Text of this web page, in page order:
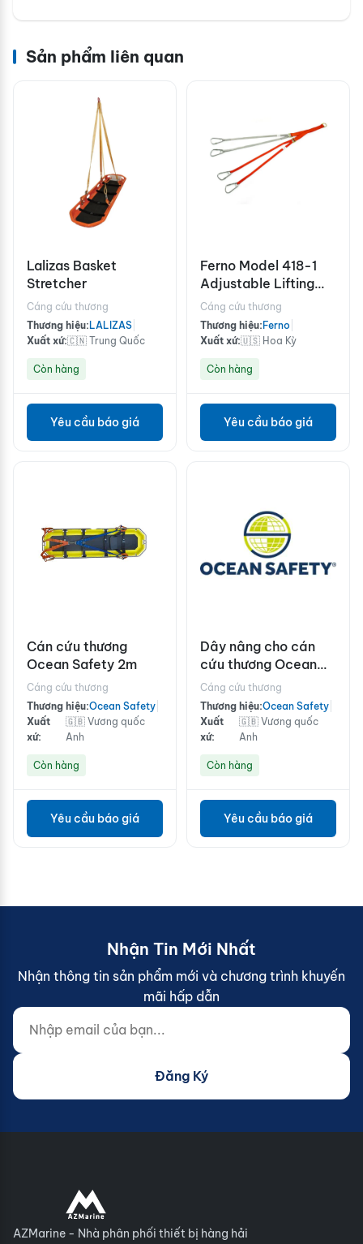
Sản phẩm liên quan
Lalizas Basket
Stretcher
Cáng cứu thương
Thương hiệu: LALIZAS
Xuất xứ:🇨🇳 Trung Quốc
Còn hàng
Yêu cầu báo giá
Ferno Model 418-1
Adjustable Lifting
Bridle
Cáng cứu thương
Thương hiệu: Ferno
Xuất xứ:🇺🇸 Hoa Kỳ
Còn hàng
Yêu cầu báo giá
Cán cứu thương
Ocean Safety 2m
Cáng cứu thương
Thương hiệu:Ocean Safety
Xuất
xứ:
🇬🇧 Vương quốc
Anh
Còn hàng
Yêu cầu báo giá
Dây nâng cho cán
cứu thương Ocean
Safety 2m
Cáng cứu thương
Thương hiệu:Ocean Safety
Xuất
xứ:
🇬🇧 Vương quốc
Anh
Còn hàng
Yêu cầu báo giá
Nhận Tin Mới Nhất
Nhận thông tin sản phẩm mới và chương trình khuyến
mãi hấp dẫn
Nhập email của bạn...
Website (do not fill)
Đăng Ký
AZMarine - Nhà phân phối thiết bị hàng hải